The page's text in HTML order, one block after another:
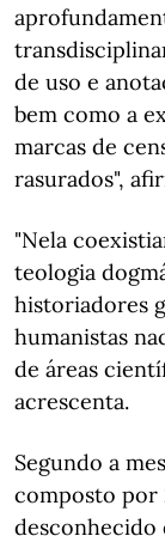
de uso e
bem como a
marcas de
rasurados",
"Nela
teologia
historiadores
humanistas
de áreas
acrescenta.
Segundo a
composto por
desconhecido